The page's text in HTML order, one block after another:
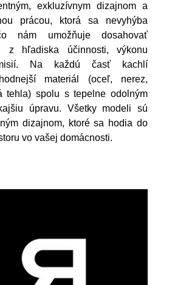
exkluzívnym dizajnom a
prácou, ktorá sa nevyhýba
nám umožňuje dosahovať
z hľadiska účinnosti, výkonu
Na každú časť kachlí
materiál (oceľ, nerez,
tehla) spolu s tepelne odolným
úpravu. Všetky modeli sú
dizajnom, ktoré sa hodia do
vo vašej domácnosti.